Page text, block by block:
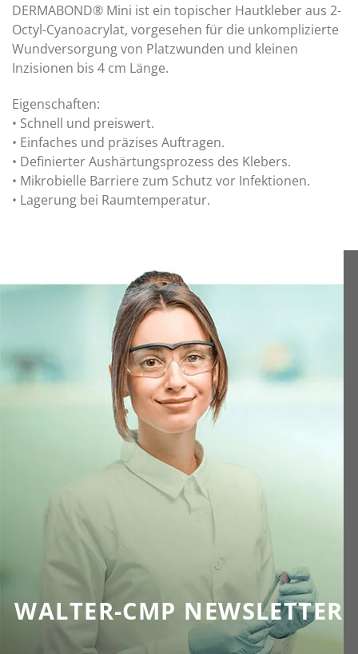
DERMABOND® Mini ist ein topischer Hautkleber aus 2-
Octyl-Cyanoacrylat, vorgesehen für die unkomplizierte
Wundversorgung von Platzwunden und kleinen
Inzisionen bis 4 cm Länge.
Eigenschaften:
• Schnell und preiswert.
• Einfaches und präzises Auftragen.
• Definierter Aushärtungsprozess des Klebers.
• Mikrobielle Barriere zum Schutz vor Infektionen.
• Lagerung bei Raumtemperatur.
WALTER-CMP NEWSLETTER